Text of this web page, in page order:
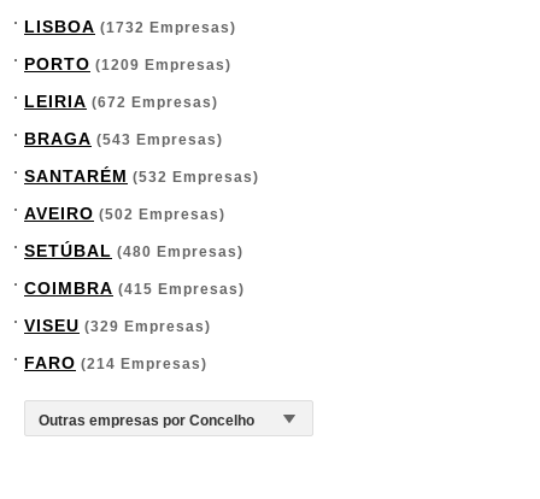
LISBOA (1732 Empresas)
PORTO (1209 Empresas)
LEIRIA (672 Empresas)
BRAGA (543 Empresas)
SANTARÉM (532 Empresas)
AVEIRO (502 Empresas)
SETÚBAL (480 Empresas)
COIMBRA (415 Empresas)
VISEU (329 Empresas)
FARO (214 Empresas)